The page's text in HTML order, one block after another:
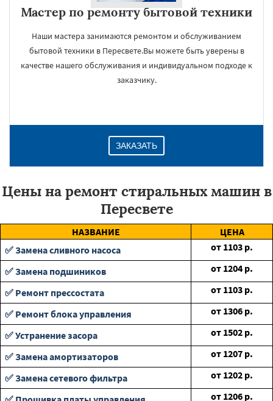
Мастер по ремонту бытовой техники
Наши мастера занимаются ремонтом и обслуживанием
бытовой техники в Пересвете.Вы можете быть уверены в
качестве нашего обслуживания и индивидуальном подходе к
заказчику.
ЗАКАЗАТЬ
Цены на ремонт стиральных машин в
Пересвете
НАЗВАНИЕ
ЦЕНА
✅ Замена сливного насоса
от 1103 р.
✅ Замена подшиников
от 1204 р.
✅ Ремонт прессостата
от 1103 р.
✅ Ремонт блока управления
от 1306 р.
✅ Устранение засора
от 1502 р.
✅ Замена амортизаторов
от 1207 р.
✅ Замена сетевого фильтра
от 1202 р.
от 1206 р.